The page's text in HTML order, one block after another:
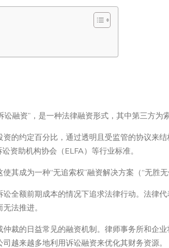
讼融资”，是一种法律融资形式，其中第三方
的约定百分比，通过透明且受监管的协议来
资助机构协会（ELFA）等行业标准。
其成为一种“无追索权”融资解决方案（“无胜无
全额前期成本的情况下追求法律行动。法律
法推进。
裁的日益常见的融资机制。律师事务所和企
越来越多地利用诉讼融资来优化其财务资源。